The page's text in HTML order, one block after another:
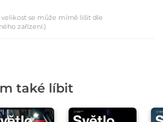
velikost se může mírně lišit dle
zařízení.)
také líbit